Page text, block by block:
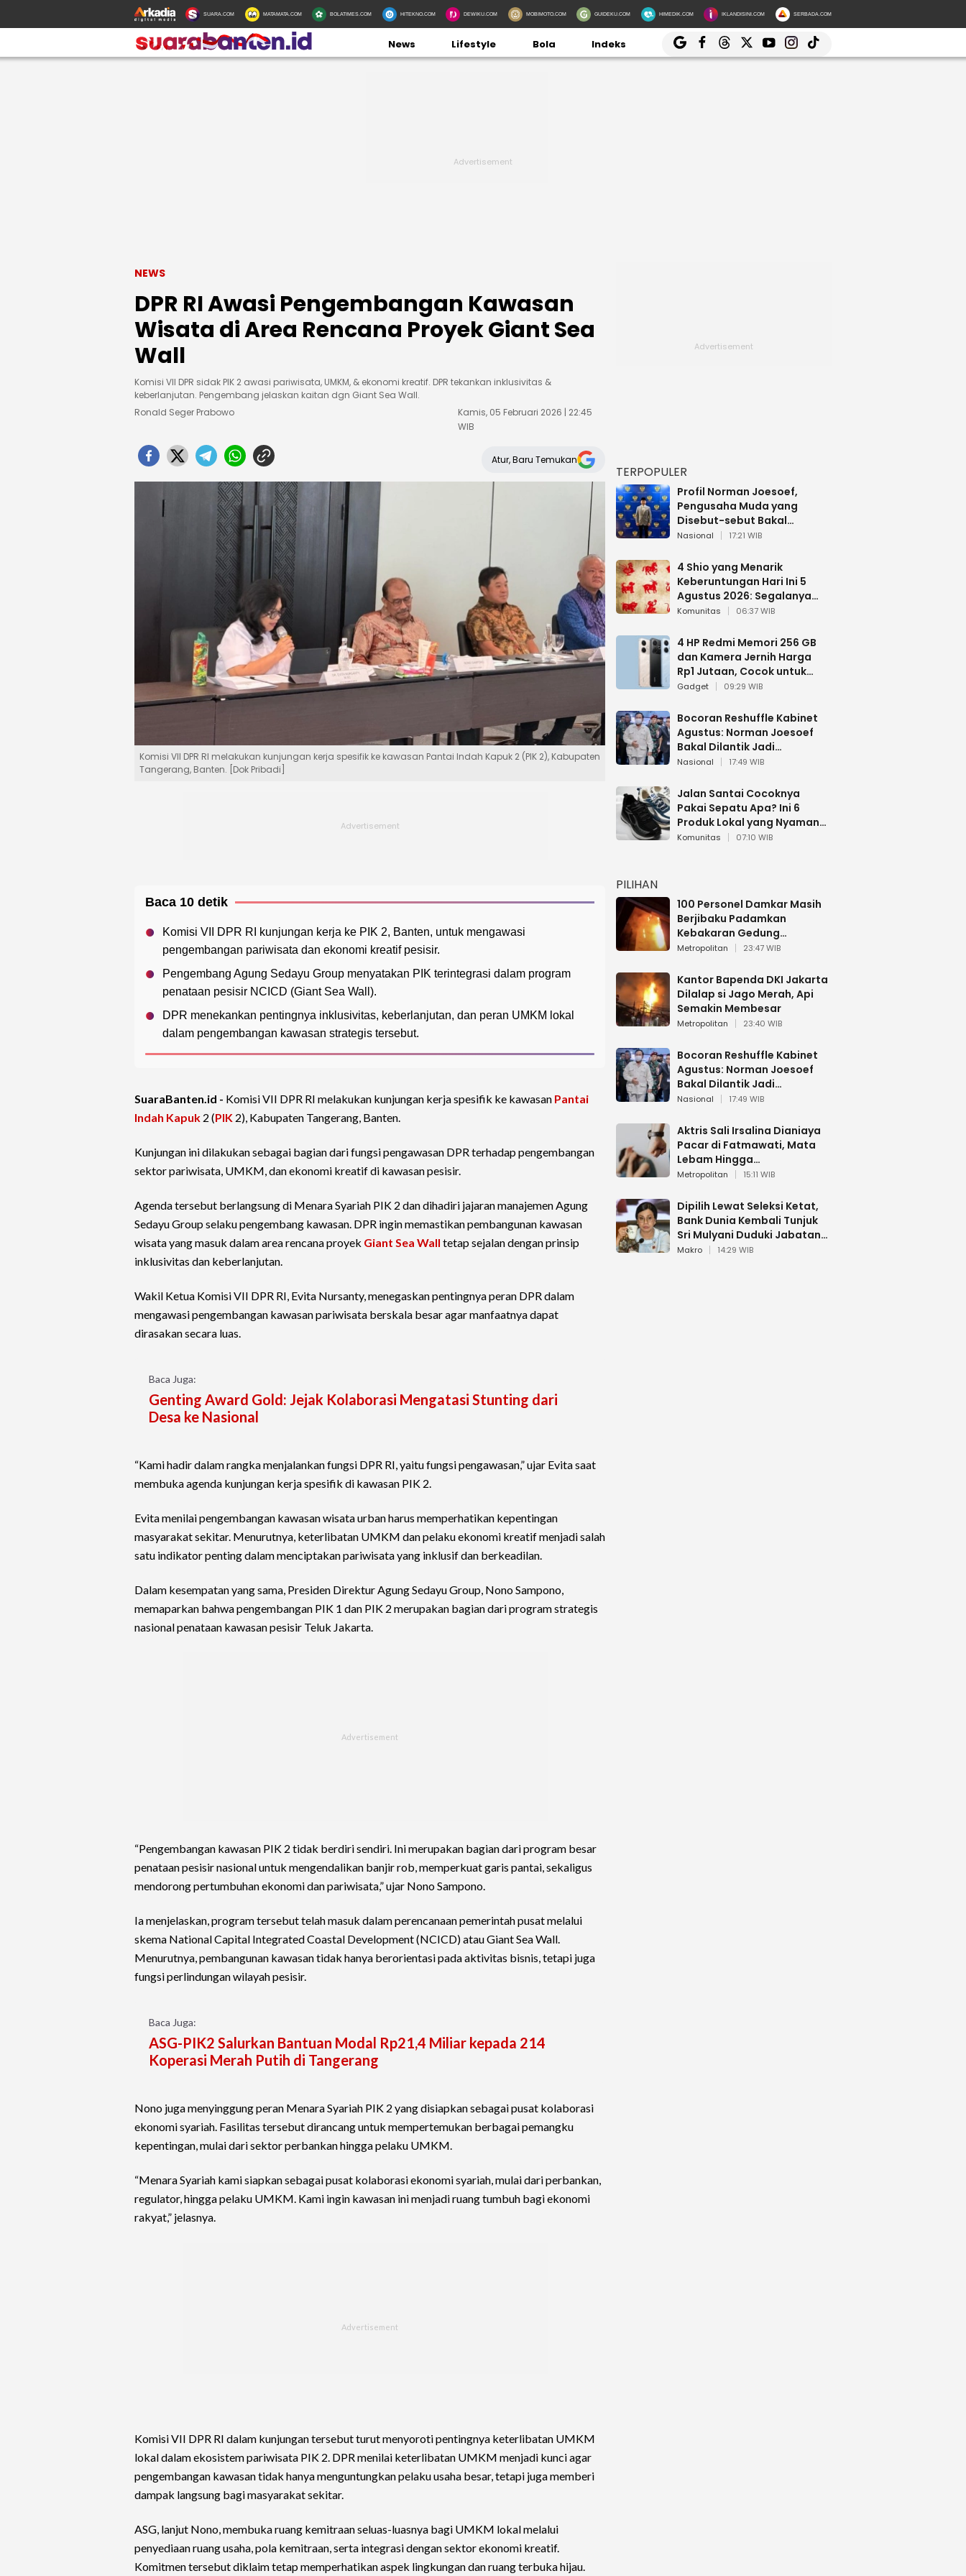
SUARA.COM MATAMATA.COM BOLATIMES.COM HITEKNO.COM DEWIKU.COM MOBIMOTO.COM GUIDEKU.COM HIMEDIK.COM IKLANDISINI.COM SERBADA.COM
News Lifestyle Bola Indeks
NEWS
DPR RI Awasi Pengembangan Kawasan
Wisata di Area Rencana Proyek Giant Sea
Wall
Komisi VII DPR sidak PIK 2 awasi pariwisata, UMKM, & ekonomi kreatif. DPR tekankan inklusivitas &
keberlanjutan. Pengembang jelaskan kaitan dgn Giant Sea Wall.
Ronald Seger Prabowo
Kamis, 05 Februari 2026 | 22:45
WIB
Atur, Baru Temukan
Komisi VII DPR RI melakukan kunjungan kerja spesifik ke kawasan Pantai Indah Kapuk 2 (PIK 2), Kabupaten
Tangerang, Banten. [Dok Pribadi]
Baca 10 detik
Komisi VII DPR RI kunjungan kerja ke PIK 2, Banten, untuk mengawasi
pengembangan pariwisata dan ekonomi kreatif pesisir.
Pengembang Agung Sedayu Group menyatakan PIK terintegrasi dalam program
penataan pesisir NCICD (Giant Sea Wall).
DPR menekankan pentingnya inklusivitas, keberlanjutan, dan peran UMKM lokal
dalam pengembangan kawasan strategis tersebut.
SuaraBanten.id - Komisi VII DPR RI melakukan kunjungan kerja spesifik ke kawasan Pantai
Indah Kapuk 2 (PIK 2), Kabupaten Tangerang, Banten.
Kunjungan ini dilakukan sebagai bagian dari fungsi pengawasan DPR terhadap pengembangan
sektor pariwisata, UMKM, dan ekonomi kreatif di kawasan pesisir.
Agenda tersebut berlangsung di Menara Syariah PIK 2 dan dihadiri jajaran manajemen Agung
Sedayu Group selaku pengembang kawasan. DPR ingin memastikan pembangunan kawasan
wisata yang masuk dalam area rencana proyek Giant Sea Wall tetap sejalan dengan prinsip
inklusivitas dan keberlanjutan.
Wakil Ketua Komisi VII DPR RI, Evita Nursanty, menegaskan pentingnya peran DPR dalam
mengawasi pengembangan kawasan pariwisata berskala besar agar manfaatnya dapat
dirasakan secara luas.
Baca Juga:
Genting Award Gold: Jejak Kolaborasi Mengatasi Stunting dari
Desa ke Nasional
“Kami hadir dalam rangka menjalankan fungsi DPR RI, yaitu fungsi pengawasan,” ujar Evita saat
membuka agenda kunjungan kerja spesifik di kawasan PIK 2.
Evita menilai pengembangan kawasan wisata urban harus memperhatikan kepentingan
masyarakat sekitar. Menurutnya, keterlibatan UMKM dan pelaku ekonomi kreatif menjadi salah
satu indikator penting dalam menciptakan pariwisata yang inklusif dan berkeadilan.
Dalam kesempatan yang sama, Presiden Direktur Agung Sedayu Group, Nono Sampono,
memaparkan bahwa pengembangan PIK 1 dan PIK 2 merupakan bagian dari program strategis
nasional penataan kawasan pesisir Teluk Jakarta.
“Pengembangan kawasan PIK 2 tidak berdiri sendiri. Ini merupakan bagian dari program besar
penataan pesisir nasional untuk mengendalikan banjir rob, memperkuat garis pantai, sekaligus
mendorong pertumbuhan ekonomi dan pariwisata,” ujar Nono Sampono.
Ia menjelaskan, program tersebut telah masuk dalam perencanaan pemerintah pusat melalui
skema National Capital Integrated Coastal Development (NCICD) atau Giant Sea Wall.
Menurutnya, pembangunan kawasan tidak hanya berorientasi pada aktivitas bisnis, tetapi juga
fungsi perlindungan wilayah pesisir.
Baca Juga:
ASG-PIK2 Salurkan Bantuan Modal Rp21,4 Miliar kepada 214
Koperasi Merah Putih di Tangerang
Nono juga menyinggung peran Menara Syariah PIK 2 yang disiapkan sebagai pusat kolaborasi
ekonomi syariah. Fasilitas tersebut dirancang untuk mempertemukan berbagai pemangku
kepentingan, mulai dari sektor perbankan hingga pelaku UMKM.
“Menara Syariah kami siapkan sebagai pusat kolaborasi ekonomi syariah, mulai dari perbankan,
regulator, hingga pelaku UMKM. Kami ingin kawasan ini menjadi ruang tumbuh bagi ekonomi
rakyat,” jelasnya.
Komisi VII DPR RI dalam kunjungan tersebut turut menyoroti pentingnya keterlibatan UMKM
lokal dalam ekosistem pariwisata PIK 2. DPR menilai keterlibatan UMKM menjadi kunci agar
pengembangan kawasan tidak hanya menguntungkan pelaku usaha besar, tetapi juga memberi
dampak langsung bagi masyarakat sekitar.
ASG, lanjut Nono, membuka ruang kemitraan seluas-luasnya bagi UMKM lokal melalui
penyediaan ruang usaha, pola kemitraan, serta integrasi dengan sektor ekonomi kreatif.
Komitmen tersebut diklaim tetap memperhatikan aspek lingkungan dan ruang terbuka hijau.
TERPOPULER
Profil Norman Joesoef,
Pengusaha Muda yang
Disebut-sebut Bakal
Dilantik Jadi Wamenhan RI
Nasional 17:21 WIB
4 Shio yang Menarik
Keberuntungan Hari Ini 5
Agustus 2026: Segalanya
Berjalan Lancar
Komunitas 06:37 WIB
4 HP Redmi Memori 256 GB
dan Kamera Jernih Harga
Rp1 Jutaan, Cocok untuk
Multitasking
Gadget 09:29 WIB
Bocoran Reshuffle Kabinet
Agustus: Norman Joesoef
Bakal Dilantik Jadi
Wamenhan RI
Nasional 17:49 WIB
Jalan Santai Cocoknya
Pakai Sepatu Apa? Ini 6
Produk Lokal yang Nyaman
Buat 17 Agustusan
Komunitas 07:10 WIB
PILIHAN
100 Personel Damkar Masih
Berjibaku Padamkan
Kebakaran Gedung
Bapenda DKI
Metropolitan 23:47 WIB
Kantor Bapenda DKI Jakarta
Dilalap si Jago Merah, Api
Semakin Membesar
Metropolitan 23:40 WIB
Bocoran Reshuffle Kabinet
Agustus: Norman Joesoef
Bakal Dilantik Jadi
Wamenhan RI
Nasional 17:49 WIB
Aktris Sali Irsalina Dianiaya
Pacar di Fatmawati, Mata
Lebam Hingga
Diselamatkan Polantas
Metropolitan 15:11 WIB
Dipilih Lewat Seleksi Ketat,
Bank Dunia Kembali Tunjuk
Sri Mulyani Duduki Jabatan
Strategis
Makro 14:29 WIB